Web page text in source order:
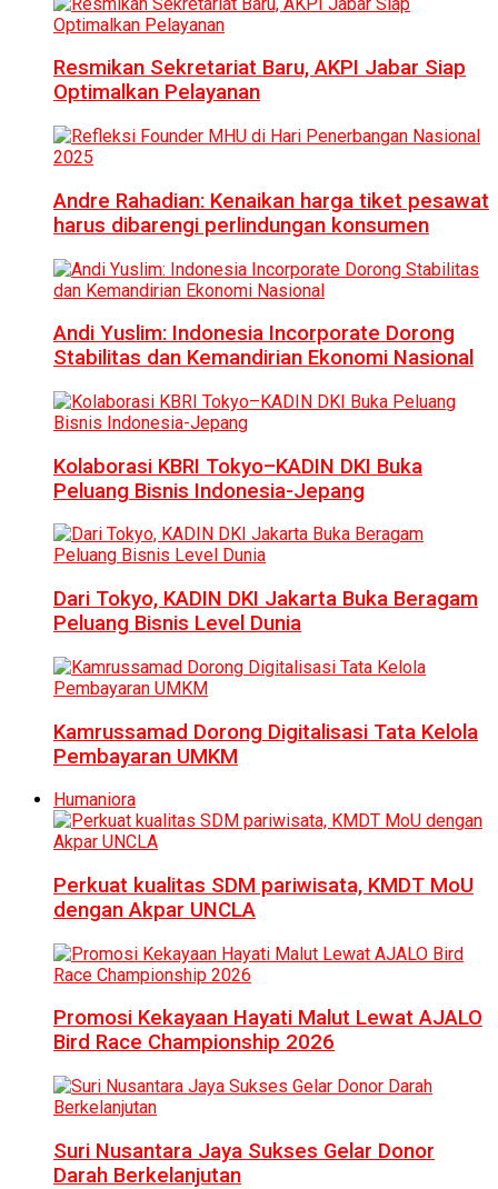
Resmikan Sekretariat Baru, AKPI Jabar Siap
Optimalkan Pelayanan
Andre Rahadian: Kenaikan harga tiket pesawat
harus dibarengi perlindungan konsumen
Andi Yuslim: Indonesia Incorporate Dorong
Stabilitas dan Kemandirian Ekonomi Nasional
Kolaborasi KBRI Tokyo–KADIN DKI Buka
Peluang Bisnis Indonesia-Jepang
Dari Tokyo, KADIN DKI Jakarta Buka Beragam
Peluang Bisnis Level Dunia
Kamrussamad Dorong Digitalisasi Tata Kelola
Pembayaran UMKM
Humaniora
Perkuat kualitas SDM pariwisata, KMDT MoU
dengan Akpar UNCLA
Promosi Kekayaan Hayati Malut Lewat AJALO
Bird Race Championship 2026
Suri Nusantara Jaya Sukses Gelar Donor
Darah Berkelanjutan